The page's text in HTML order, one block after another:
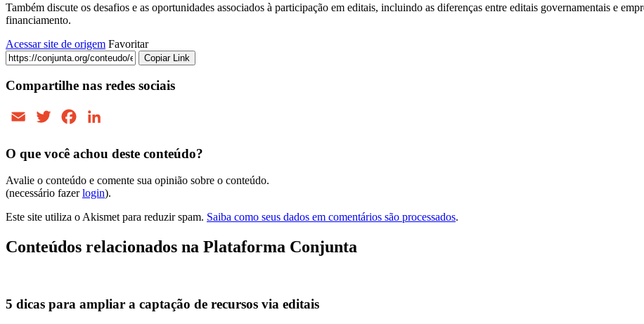
Também discute os desafios e as oportunidades associados à participação em editais, incluindo as diferenças entre editais governamentais e
financiamento.
Acessar site de origem Favoritar
Copiar Link
Compartilhe nas redes sociais
Email Twitter Facebook
O que você achou deste conteúdo?
Avalie o conteúdo e comente sua opinião sobre o conteúdo.
(necessário fazerlogin).
Este site utiliza o Akismet para reduzir spam. Saiba como seus dados em comentários são processados.
Conteúdos relacionados na Plataforma Conjunta
5 dicas para ampliar a captação de recursos via editais